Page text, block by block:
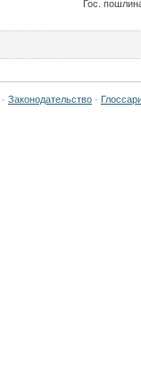
Гос.
· Законодательство ·